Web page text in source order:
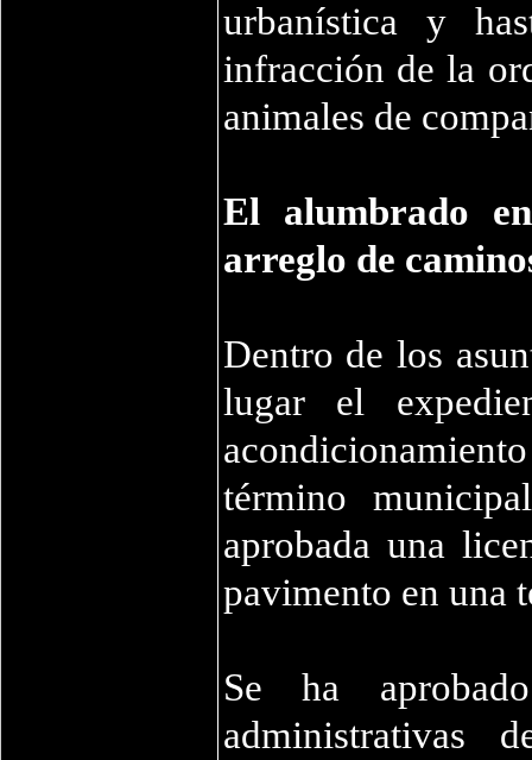
urbanística y
infracción de la
animales de
El alumbrado
arreglo de
Dentro de los
lugar el
término
aprobada una
pavimento en una
Se ha
administrativas